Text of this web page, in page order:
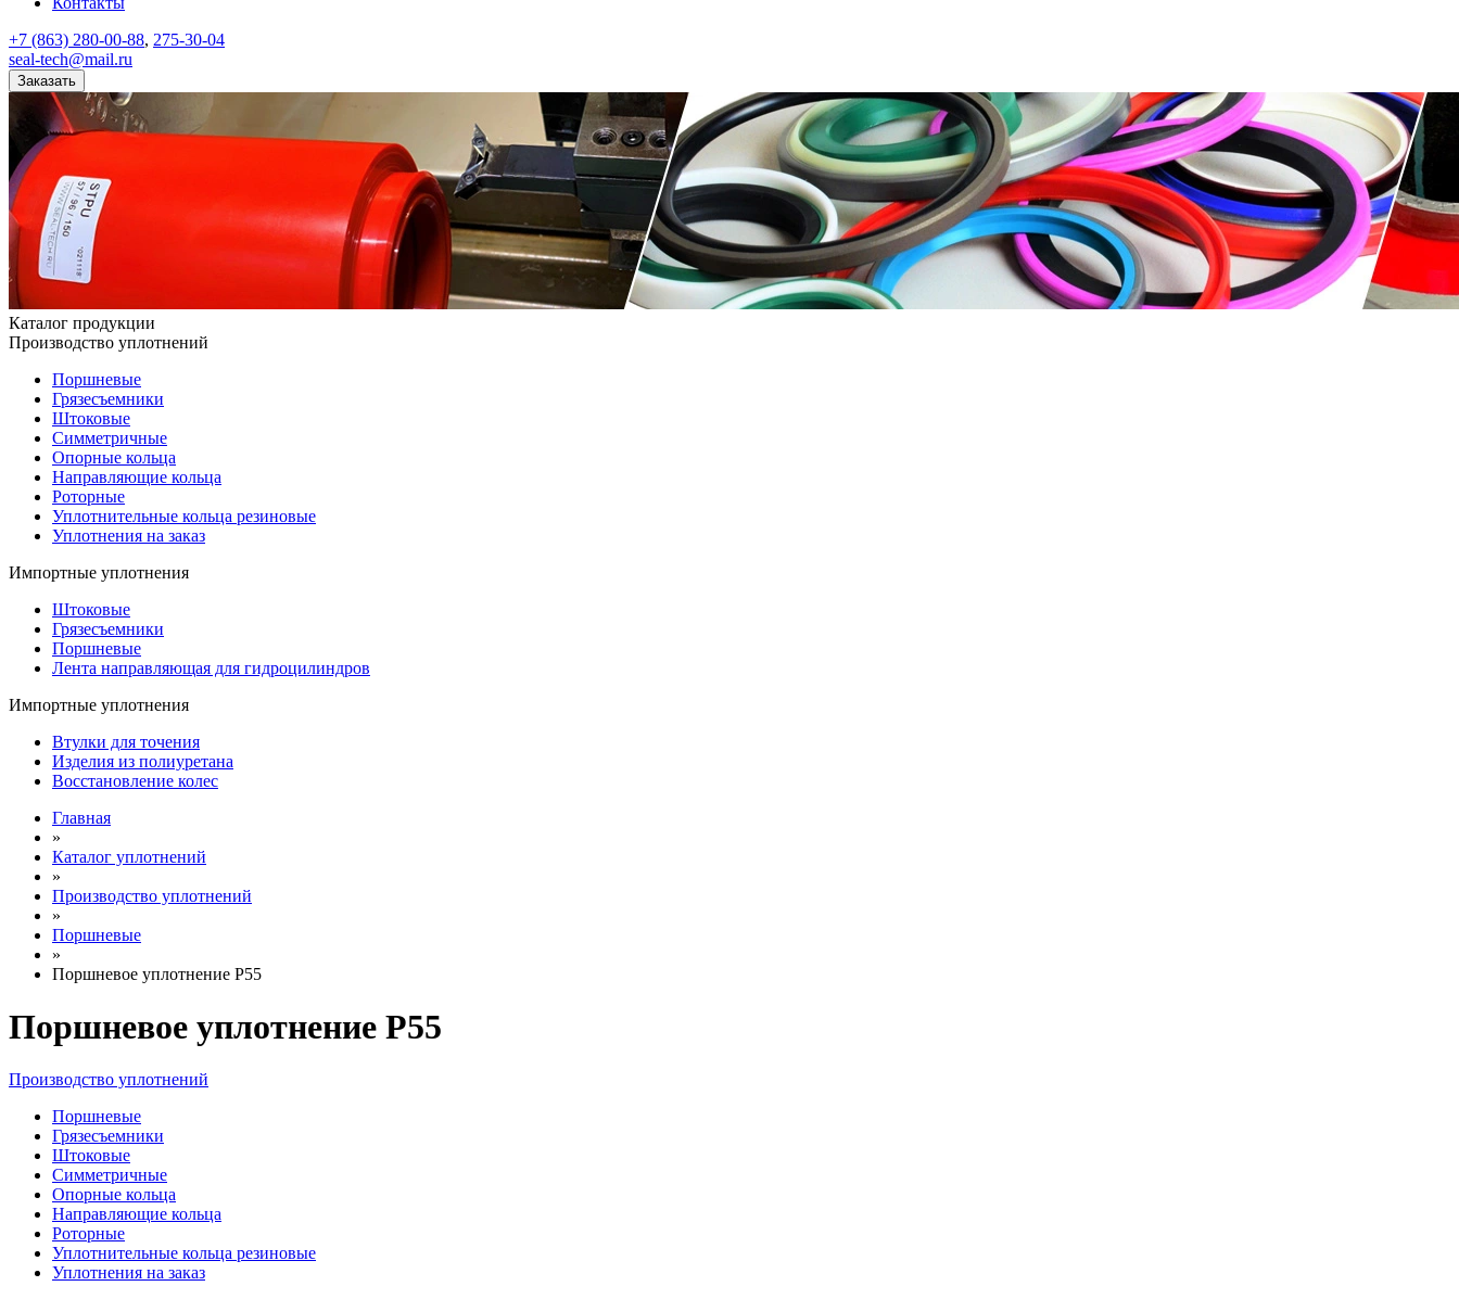
+7 (863) 280-00-88, 275-30-04
seal-tech@mail.ru
Заказать
Каталог продукции
Производство уплотнений
Поршневые
Грязесъемники
Штоковые
Симметричные
Опорные кольца
Направляющие кольца
Роторные
Уплотнительные кольца резиновые
Уплотнения на заказ
Импортные уплотнения
Штоковые
Грязесъемники
Поршневые
Лента направляющая для гидроцилиндров
Импортные уплотнения
Втулки для точения
Изделия из полиуретана
Восстановление колес
Главная
»
Каталог уплотнений
»
Производство уплотнений
»
Поршневые
»
Поршневое уплотнение P55
Поршневое уплотнение P55
Производство уплотнений
Поршневые
Грязесъемники
Штоковые
Симметричные
Опорные кольца
Направляющие кольца
Роторные
Уплотнительные кольца резиновые
Уплотнения на заказ